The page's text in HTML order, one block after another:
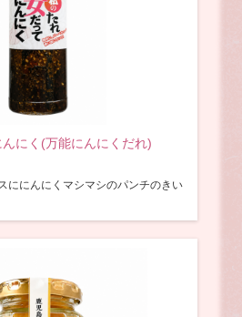
にく(万能にんにくだれ)
ににんにくマシマシのパンチのきい